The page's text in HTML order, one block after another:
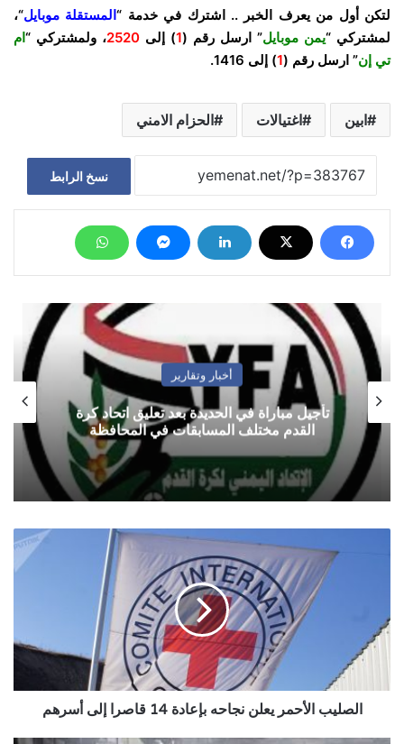
لتكن أول من يعرف الخبر .. اشترك في خدمة “المستقلة موبايل“،
لمشتركي “يمن موبايل” ارسل رقم (1) إلى 2520، ولمشتركي “ام
تي إن” ارسل رقم (1) إلى 1416
.
ابين اغتيالات الحزام الامني
نسخ الرابط
أخبار وتقارير
تأجيل مباراة في الحديدة بعد تعليق اتحاد كرة
القدم مختلف المسابقات في المحافظة
14
قاصرا
أسرهم
الصليب الأحمر يعلن نجاحه بإعادة 14 قاصرا إلى أسرهم